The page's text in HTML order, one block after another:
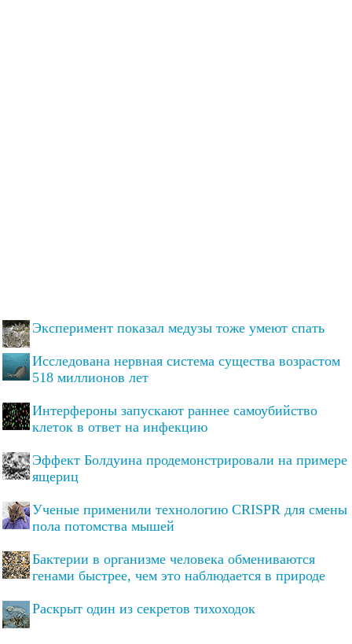
Эксперимент показал медузы тоже умеют спать
Исследована нервная система существа возрастом
518 миллионов лет
Интерфероны запускают раннее самоубийство
клеток в ответ на инфекцию
Эффект Болдуина продемонстрировали на примере
ящериц
Ученые применили технологию CRISPR для смены
пола потомства мышей
Бактерии в организме человека обмениваются
генами быстрее, чем это наблюдается в природе
Раскрыт один из секретов тихоходок